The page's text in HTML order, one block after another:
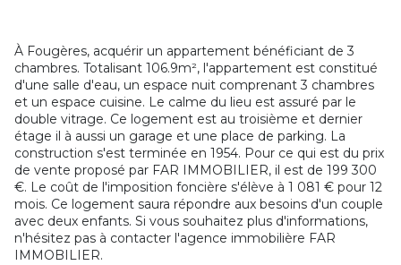
À Fougères, acquérir un appartement bénéficiant de 3
chambres. Totalisant 106.9m², l'appartement est constitué
d'une salle d'eau, un espace nuit comprenant 3 chambres
et un espace cuisine. Le calme du lieu est assuré par le
double vitrage. Ce logement est au troisième et dernier
étage il à aussi un garage et une place de parking. La
construction s'est terminée en 1954. Pour ce qui est du prix
de vente proposé par FAR IMMOBILIER, il est de 199 300
€. Le coût de l'imposition foncière s'élève à 1 081 € pour 12
mois. Ce logement saura répondre aux besoins d'un couple
avec deux enfants. Si vous souhaitez plus d'informations,
n'hésitez pas à contacter l'agence immobilière FAR
IMMOBILIER.